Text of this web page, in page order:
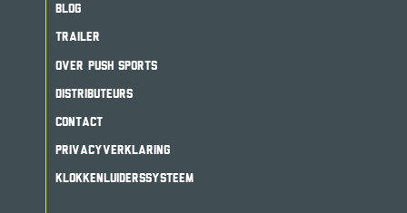
BLOG
TRAILER
OVER PUSH SPORTS
DISTRIBUTEURS
CONTACT
PRIVACYVERKLARING
KLOKKENLUIDERSSYSTEEM